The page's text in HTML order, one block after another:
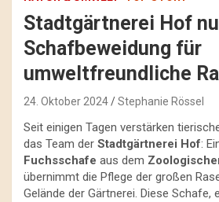
Stadtgärtnerei Hof
Schafbeweidung für
umweltfreundliche
24. Oktober 2024 Stephanie Rössel
Seit einigen Tagen verstärken
das Team der Stadtgärtnerei Hof:
Fuchsschafe aus dem
übernimmt die Pflege der großen
Gelände der Gärtnerei. Diese Schafe,